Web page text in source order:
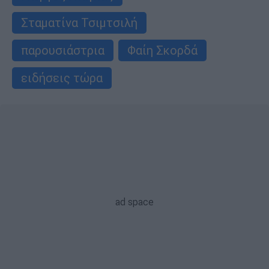
Σταματίνα Τσιμτσιλή
παρουσιάστρια
Φαίη Σκορδά
ειδήσεις τώρα